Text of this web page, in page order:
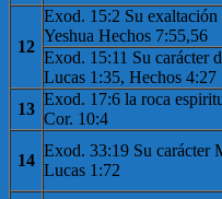
12
Exod. 15:2 Su
Yeshua Hechos 7:55,56
Exod. 15:11 Su carácter
Lucas 1:35, Hechos 4:27
13
Exod. 17:6 la roca
Cor. 10:4
14
Exod. 33:19 Su carácter
Lucas 1:72